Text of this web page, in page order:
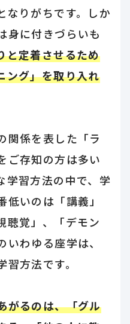
なりがちです。しか
身に付きづらいも
と定着させるため
ング」を取り入れ
関係を表した「ラ
ご存知の方は多い
学習方法の中で、学
いのは「講義」
聴覚」、「デモン
わゆる座学は、
方法です。
がるのは、「グル